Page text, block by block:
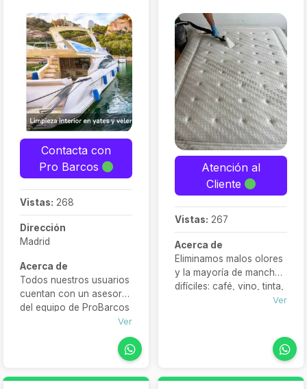
Contacta con
Pro Barcos
Vistas: 268
Dirección
Madrid
Acerca de
Todos nuestros usuarios
cuentan con un asesor
del equipo de ProBarcos
ofrecerle finalmente un
servicio personalizado y
Ver
Atención al
Cliente
Vistas: 267
Acerca de
Eliminamos malos olores
y la mayoría de manchas
difíciles: café, vino, tinta,
Ver